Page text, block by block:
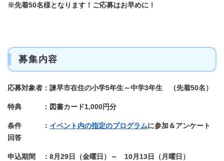
※先着50名様となります！ご応募はお早めに！
募集内容
応募対象者：諫早市在住の小学5年生～中学3年生 （先着50名）
特典 ：図書カード1,000円分
条件 ： イベント内の指定のプログラムに参加＆アンケート
回答
申込期間 ：8月29日（金曜日）～ 10月13日（月曜日）